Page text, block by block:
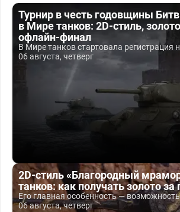
Турнир в честь годовщины
в Мире танков: 2D-стиль,
офлайн-финал
В Мире танков стартовала регистрация
06 августа, четверг
2D-стиль «Благородный
танков: как получать золото
Его главная особенность —
06 августа, четверг